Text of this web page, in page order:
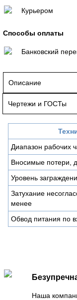
Курьером
Способы оплаты
Банковский
Описание
Чертежи и ГОСТы
Диапазон рабочих
Вносимые потери,
Уровень
Затухание
менее
Обвод питания по
Наша